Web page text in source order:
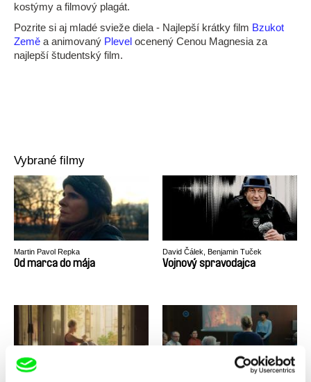
kostýmy a filmový plagát.
Pozrite si aj mladé svieže diela - Najlepší krátky film Bzukot
Země a animovaný Plevel ocenený Cenou Magnesia za
najlepší študentský film.
Vybrané filmy
Martin Pavol Repka
Od marca do mája
David Čálek, Benjamin Tuček
Vojnový spravodajca